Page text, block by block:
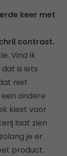
keer met
contrast.
Vind ik
is iets
niet
andere
kiest voor
laat zien
je er
product.